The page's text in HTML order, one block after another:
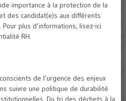
importance à la protection de la
des candidat(e)s aux différents
plus d’informations, lisez-ici
RH.
de l’urgence des enjeux
suivre une politique de durabilité
Du tri des déchets à la